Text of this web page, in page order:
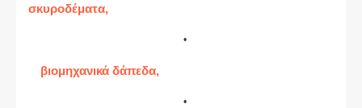
σκυροδέματα,
βιομηχανικά δάπεδα,